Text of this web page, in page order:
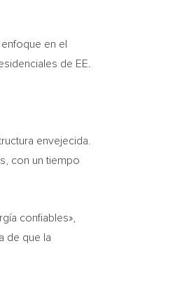
en el
de EE.
envejecida.
con un tiempo
confiables»,
de que la